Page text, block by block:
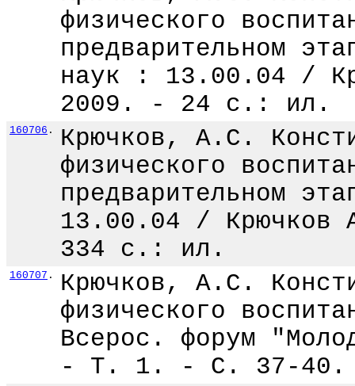
физического
предварительном
наук : 13.00.04 /
2009. - 24 с.: ил.
160706 .
Крючков, А.С.
физического
предварительном
13.00.04 / Крючков
334 с.: ил.
160707 .
Крючков, А.С.
физического
Всерос. форум
- Т. 1. - С. 37-40.